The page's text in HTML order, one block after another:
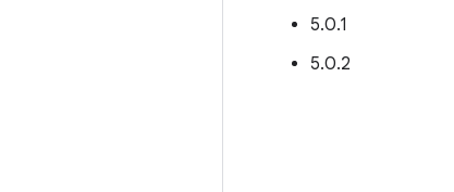
5.0.1
5.0.2